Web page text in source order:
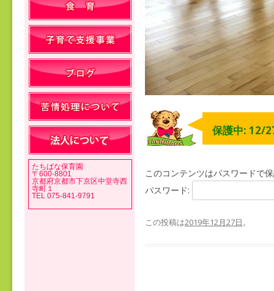
保護中: 12/
このコンテンツはパスワードで
パスワード:
この投稿は2019年12月27日。
たちばな保育園
〒600-8801
京都府京都市下京区中堂寺西
寺町１
TEL 075-841-9791